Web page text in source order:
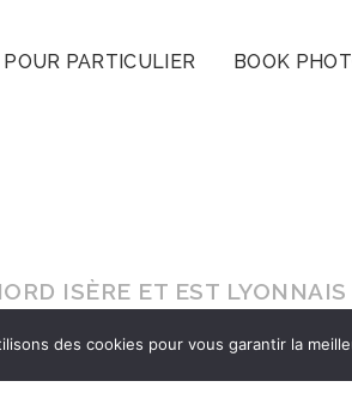
PARTICULIER BOOK
ISÈRE ET EST LYONNAIS
vous le cadeau d’être
des cookies pour vous garantir la